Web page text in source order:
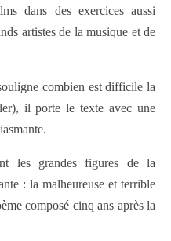
dans des exercices aussi
artistes de la musique et de
combien est difficile la
il porte le texte avec une
les grandes figures de la
: la malheureuse et terrible
composé cinq ans après la